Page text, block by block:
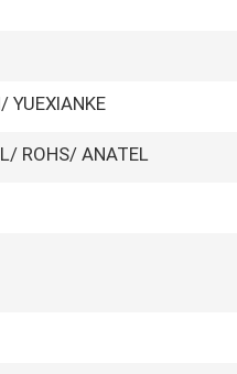
YUEXIANKE
ROHS/ ANATEL